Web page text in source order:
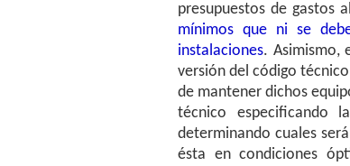
presupuestos de gastos
mínimos que ni se
instalaciones. Asimismo,
versión del código técnico
de mantener dichos
técnico especificando
determinando cuales
ésta en condiciones